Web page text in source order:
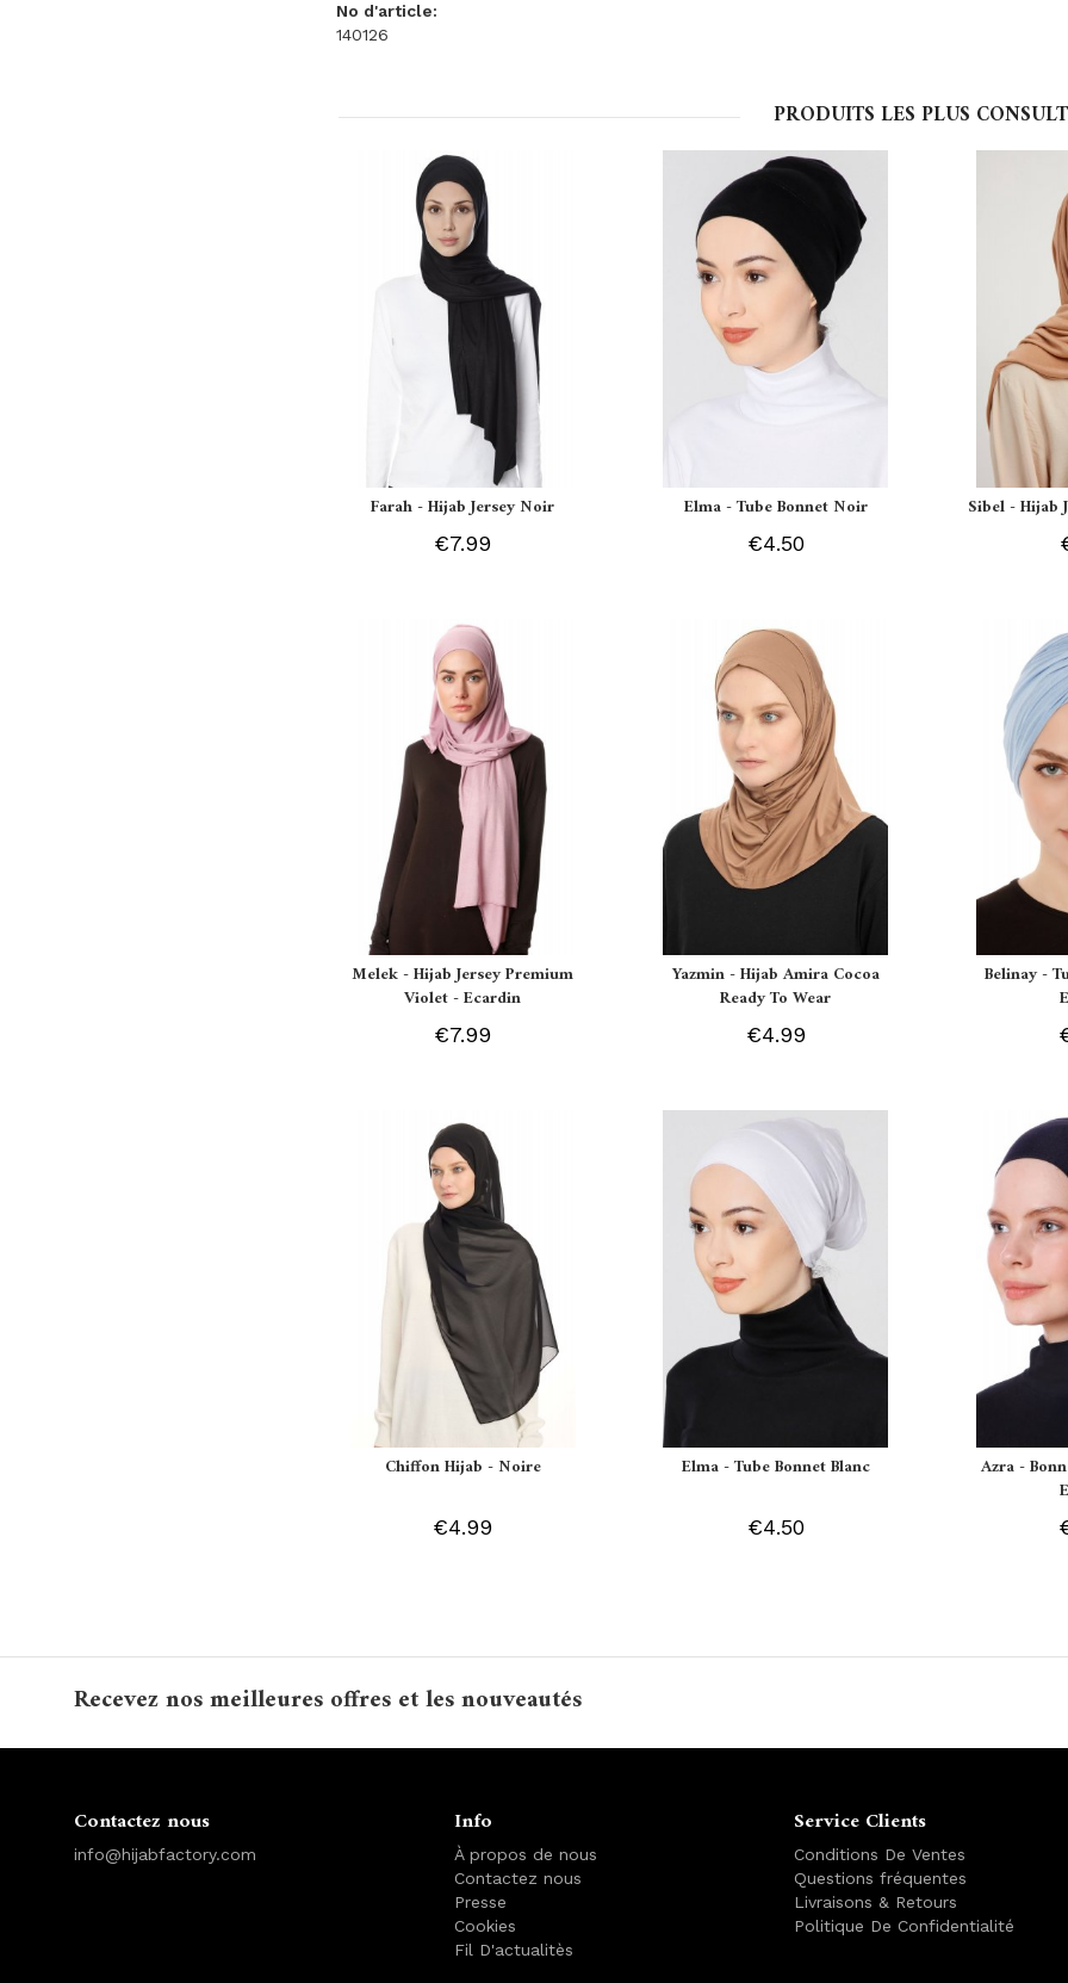
No d'article:
140126
PRODUITS LES PLUS
Farah - Hijab Jersey Noir
€7.99
Elma - Tube Bonnet Noir
€4.50
Sibel - Hijab
Melek - Hijab Jersey Premium
Violet - Ecardin
€7.99
Yazmin - Hijab Amira Cocoa
Ready To Wear
€4.99
Belinay -
Chiffon Hijab - Noire
€4.99
Elma - Tube Bonnet Blanc
€4.50
Azra -
Recevez nos meilleures offres et les nouveautés
Contactez nous
info@hijabfactory.com
Info
À propos de nous
Contactez nous
Presse
Cookies
Fil D'actualitès
Service Clients
Conditions De Ventes
Questions fréquentes
Livraisons & Retours
Politique De Confidentialité